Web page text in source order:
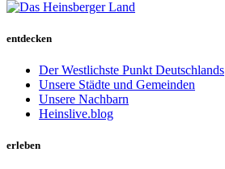
entdecken
Der Westlichste Punkt Deutschlands
Unsere Städte und Gemeinden
Unsere Nachbarn
Heinslive.blog
erleben